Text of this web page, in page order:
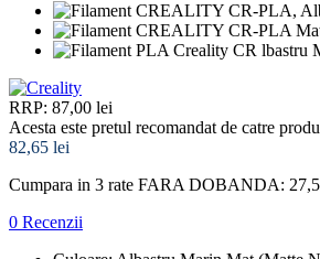
RRP: 87,00 lei
Acesta este pretul recomandat de catre
82,65 lei
Cumpara in 3 rate FARA DOBANDA:
0 Recenzii